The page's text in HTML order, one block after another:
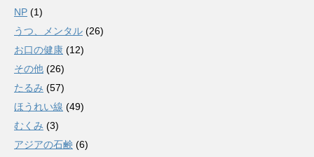
NP (1)
うつ、メンタル (26)
お口の健康 (12)
その他 (26)
たるみ (57)
ほうれい線 (49)
むくみ (3)
アジアの石鹸 (6)